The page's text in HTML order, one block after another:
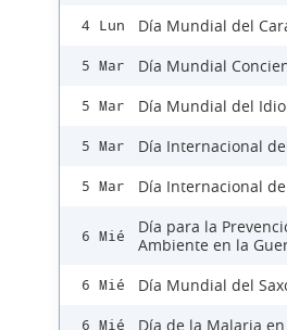
4 Lun Día Mundial del
5 Mar Día Mundial
5 Mar Día Mundial del
5 Mar Día Internacional
5 Mar Día Internacional
6 Mié
Día para la
Ambiente en la
6 Mié Día Mundial del
6 Mié Día de la Malaria